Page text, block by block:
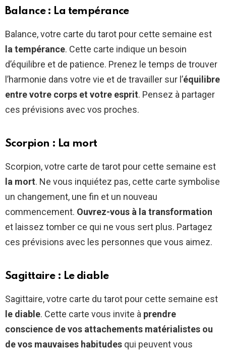
Balance : La tempérance
Balance, votre carte du tarot pour cette semaine est
la tempérance. Cette carte indique un besoin
d’équilibre et de patience. Prenez le temps de trouver
l’harmonie dans votre vie et de travailler sur l’équilibre
entre votre corps et votre esprit. Pensez à partager
ces prévisions avec vos proches.
Scorpion : La mort
Scorpion, votre carte de tarot pour cette semaine est
la mort. Ne vous inquiétez pas, cette carte symbolise
un changement, une fin et un nouveau
commencement. Ouvrez-vous à la transformation
et laissez tomber ce qui ne vous sert plus. Partagez
ces prévisions avec les personnes que vous aimez.
Sagittaire : Le diable
Sagittaire, votre carte du tarot pour cette semaine est
le diable. Cette carte vous invite à prendre
conscience de vos attachements matérialistes ou
de vos mauvaises habitudes qui peuvent vous